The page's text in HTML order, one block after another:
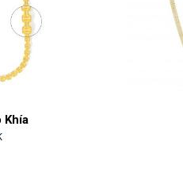
Khía